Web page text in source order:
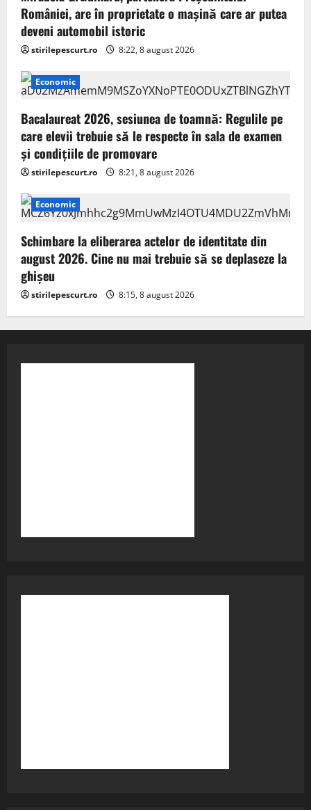
României, are în proprietate o mașină care ar putea
deveni automobil istoric
stirilepescurt.ro 8:22, 8 august 2026
Economic
Bacalaureat 2026, sesiunea de toamnă: Regulile pe
care elevii trebuie să le respecte în sala de examen
și condițiile de promovare
stirilepescurt.ro 8:21, 8 august 2026
Economic
Schimbare la eliberarea actelor de identitate din
august 2026. Cine nu mai trebuie să se deplaseze la
ghișeu
stirilepescurt.ro 8:15, 8 august 2026